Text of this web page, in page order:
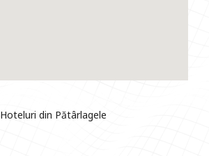
Hoteluri din Pătârlagele